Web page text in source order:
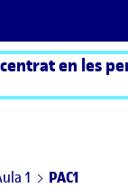
1 PAC1